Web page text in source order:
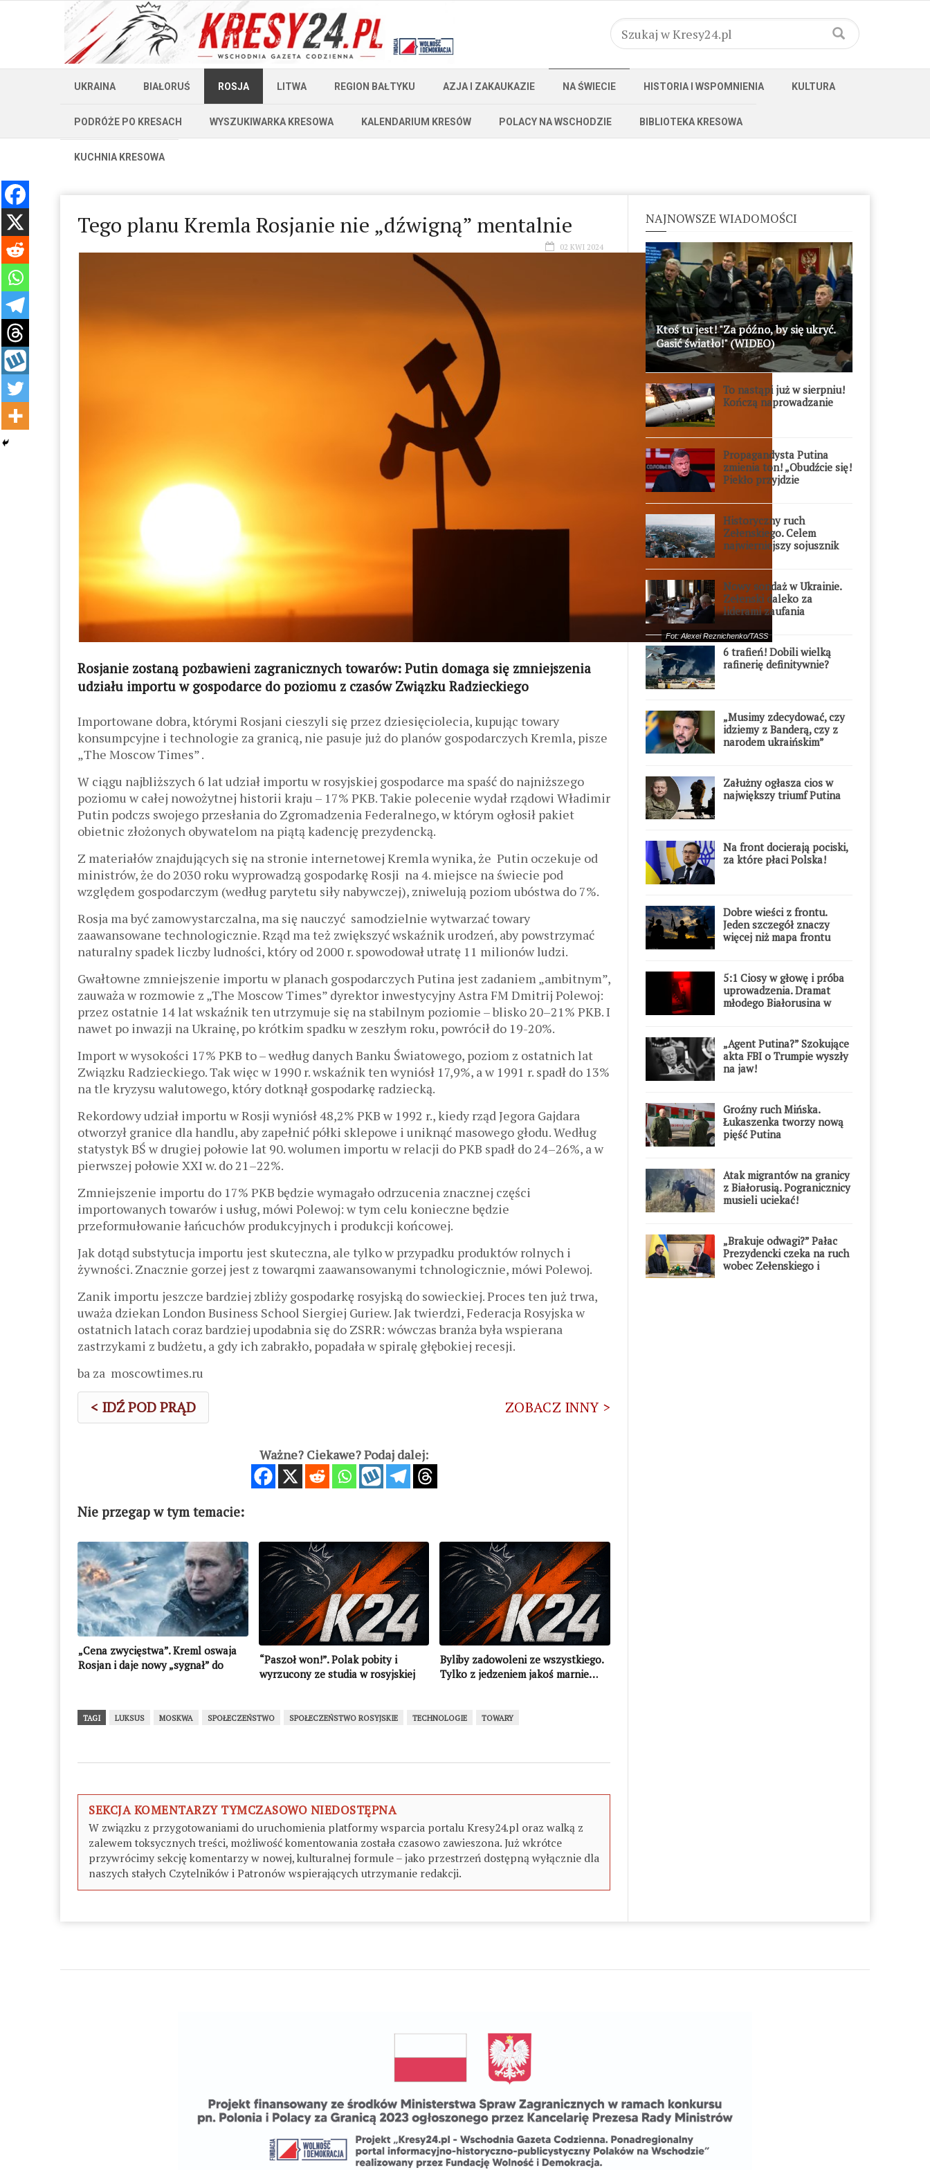
UKRAINA BIAŁORUŚ ROSJA LITWA REGION BAŁTYKU AZJA I ZAKAUKAZIE NA ŚWIECIE HISTORIA I WSPOMNIENIA KULTURA
PODRÓŻE PO KRESACH WYSZUKIWARKA KRESOWA KALENDARIUM KRESÓW POLACY NA WSCHODZIE BIBLIOTEKA KRESOWA
KUCHNIA KRESOWA
Tego planu Kremla Rosjanie nie „dźwigną” mentalnie
02 KWI 2024
Fot: Alexei Reznichenko/TASS
Rosjanie zostaną pozbawieni zagranicznych towarów: Putin domaga się zmniejszenia
udziału importu w gospodarce do poziomu z czasów Związku Radzieckiego
Importowane dobra, którymi Rosjani cieszyli się przez dziesięciolecia, kupując towary
konsumpcyjne i technologie za granicą, nie pasuje już do planów gospodarczych Kremla, pisze
„The Moscow Times”.
W ciągu najbliższych 6 lat udział importu w rosyjskiej gospodarce ma spaść do najniższego
poziomu w całej nowożytnej historii kraju – 17% PKB. Takie polecenie wydał rządowi Władimir
Putin podczs swojego przesłania do Zgromadzenia Federalnego, w którym ogłosił pakiet
obietnic złożonych obywatelom na piątą kadencję prezydencką.
Z materiałów znajdujących się na stronie internetowej Kremla wynika, że Putin oczekuje od
ministrów, że do 2030 roku wyprowadzą gospodarkę Rosji na 4. miejsce na świecie pod
względem gospodarczym (według parytetu siły nabywczej), zniwelują poziom ubóstwa do 7%.
Rosja ma być zamowystarczalna, ma się nauczyć samodzielnie wytwarzać towary
zaawansowane technologicznie. Rząd ma też zwiększyć wskaźnik urodzeń, aby powstrzymać
naturalny spadek liczby ludności, który od 2000 r. spowodował utratę 11 milionów ludzi.
Gwałtowne zmniejszenie importu w planach gospodarczych Putina jest zadaniem „ambitnym”,
zauważa w rozmowie z „The Moscow Times” dyrektor inwestycyjny Astra FM Dmitrij Polewoj:
przez ostatnie 14 lat wskaźnik ten utrzymuje się na stabilnym poziomie – blisko 20–21% PKB. I
nawet po inwazji na Ukrainę, po krótkim spadku w zeszłym roku, powrócił do 19-20%.
Import w wysokości 17% PKB to – według danych Banku Światowego, poziom z ostatnich lat
Związku Radzieckiego. Tak więc w 1990 r. wskaźnik ten wyniósł 17,9%, a w 1991 r. spadł do 13%
na tle kryzysu walutowego, który dotknął gospodarkę radziecką.
Rekordowy udział importu w Rosji wyniósł 48,2% PKB w 1992 r., kiedy rząd Jegora Gajdara
otworzył granice dla handlu, aby zapełnić półki sklepowe i uniknąć masowego głodu. Według
statystyk BŚ w drugiej połowie lat 90. wolumen importu w relacji do PKB spadł do 24–26%, a w
pierwszej połowie XXI w. do 21–22%.
Zmniejszenie importu do 17% PKB będzie wymagało odrzucenia znacznej części
importowanych towarów i usług, mówi Polewoj: w tym celu konieczne będzie
przeformułowanie łańcuchów produkcyjnych i produkcji końcowej.
Jak dotąd substytucja importu jest skuteczna, ale tylko w przypadku produktów rolnych i
żywności. Znacznie gorzej jest z towarqmi zaawansowanymi tchnologicznie, mówi Polewoj.
Zanik importu jeszcze bardziej zbliży gospodarkę rosyjską do sowieckiej. Proces ten już trwa,
uważa dziekan London Business School Siergiej Guriew. Jak twierdzi, Federacja Rosyjska w
ostatnich latach coraz bardziej upodabnia się do ZSRR: wówczas branża była wspierana
zastrzykami z budżetu, a gdy ich zabrakło, popadała w spiralę głębokiej recesji.
ba za moscowtimes.ru
< IDŹ POD PRĄD ZOBACZ INNY >
Ważne? Ciekawe? Podaj dalej:
Nie przegap w tym temacie:
„Cena zwycięstwa”. Kreml oswaja
Rosjan i daje nowy „sygnał” do
“Paszoł won!”. Polak pobity i
wyrzucony ze studia w rosyjskiej
Byliby zadowoleni ze wszystkiego.
Tylko z jedzeniem jakoś marnie…
TAGI LUKSUS MOSKWA SPOŁECZEŃSTWO SPOŁECZEŃSTWO ROSYJSKIE TECHNOLOGIE TOWARY
SEKCJA KOMENTARZY TYMCZASOWO NIEDOSTĘPNA
W związku z przygotowaniami do uruchomienia platformy wsparcia portalu Kresy24.pl oraz walką z
zalewem toksycznych treści, możliwość komentowania została czasowo zawieszona. Już wkrótce
przywrócimy sekcję komentarzy w nowej, kulturalnej formule – jako przestrzeń dostępną wyłącznie dla
naszych stałych Czytelników i Patronów wspierających utrzymanie redakcji.
NAJNOWSZE WIADOMOŚCI
Ktoś tu jest! "Za późno, by się ukryć.
Gasić światło!" (WIDEO)
To nastąpi już w sierpniu!
Kończą naprowadzanie
Propagandysta Putina
zmienia ton! „Obudźcie się!
Piekło przyjdzie
Historyczny ruch
Zełenskiego. Celem
najwierniejszy sojusznik
Nowy sondaż w Ukrainie.
Zełenski daleko za
liderami zaufania
6 trafień! Dobili wielką
rafinerię definitywnie?
„Musimy zdecydować, czy
idziemy z Banderą, czy z
narodem ukraińskim”
Załużny ogłasza cios w
największy triumf Putina
Na front docierają pociski,
za które płaci Polska!
Dobre wieści z frontu.
Jeden szczegół znaczy
więcej niż mapa frontu
5:1 Ciosy w głowę i próba
uprowadzenia. Dramat
młodego Białorusina w
„Agent Putina?” Szokujące
akta FBI o Trumpie wyszły
na jaw!
Groźny ruch Mińska.
Łukaszenka tworzy nową
pięść Putina
Atak migrantów na granicy
z Białorusią. Pogranicznicy
musieli uciekać!
„Brakuje odwagi?” Pałac
Prezydencki czeka na ruch
wobec Zełenskiego i